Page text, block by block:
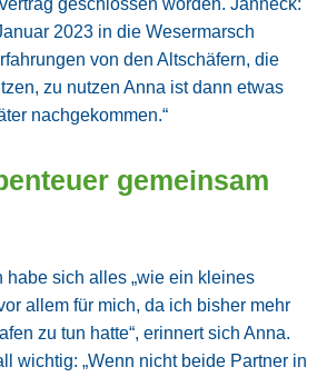
geschlossen worden. Janneck:
2023 in die Wesermarsch
von den Altschäfern, die
zu nutzen Anna ist dann etwas
nachgekommen.“
gemeinsam
habe sich alles „wie ein kleines
allem für mich, da ich bisher mehr
zu tun hatte“, erinnert sich Anna.
wichtig: „Wenn nicht beide Partner in